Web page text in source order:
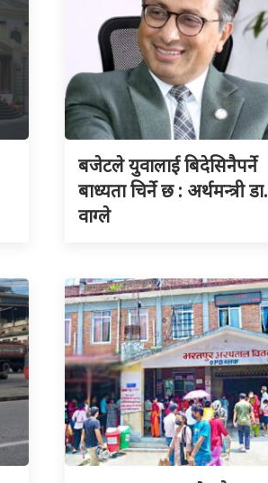
बजेटले युवालाई बिदेसिनैपर्ने
बाध्यता चिर्ने छ : अर्थमन्त्री डा.
वाग्ले